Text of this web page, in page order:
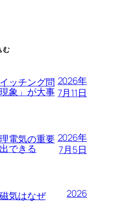
む
ッチング問
象」が大事
2026年
7月11日
電気の重要
できる
2026年
7月5日
気はなぜ
2026